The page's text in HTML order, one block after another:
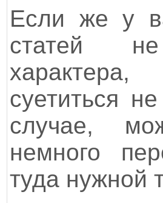
Если же у
статей не
суетиться
случае,
немного
туда нужной